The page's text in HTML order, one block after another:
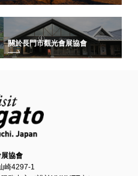
關於長門市觀光會展協會
協會
崎4297-1